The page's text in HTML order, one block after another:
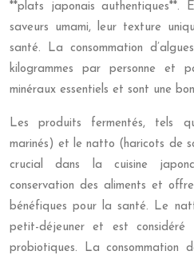
**plats japonais authentiques**.
saveurs umami, leur texture
santé. La consommation
kilogrammes par personne et
minéraux essentiels et sont une
Les produits fermentés, tels
marinés) et le natto (haricots de
crucial dans la cuisine
conservation des aliments et
bénéfiques pour la santé. Le
petit-déjeuner et est considéré
probiotiques. La consommation